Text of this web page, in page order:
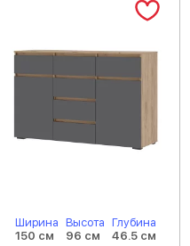
Ширина
150 см
Высота
96 см
Глубина
46.5 см